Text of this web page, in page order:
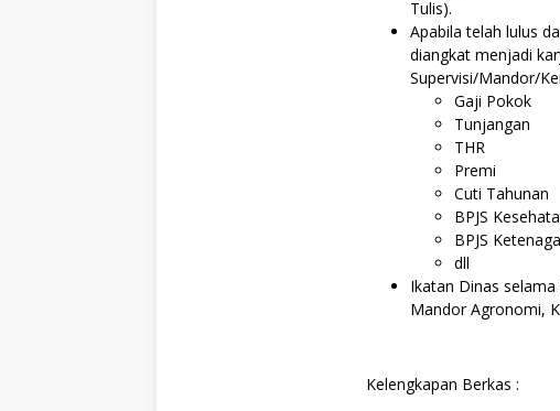
Tulis).
Apabila telah lulus
diangkat menjadi
Supervisi/Mandor/
Gaji Pokok
Tunjangan
THR
Premi
Cuti Tahunan
BPJS
BPJS
dll
Ikatan Dinas
Mandor Agronomi,
Kelengkapan Berkas :